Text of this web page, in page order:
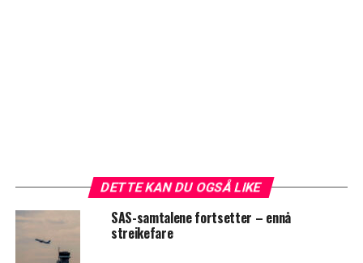
DETTE KAN DU OGSÅ LIKE
SAS-samtalene fortsetter – ennå
streikefare